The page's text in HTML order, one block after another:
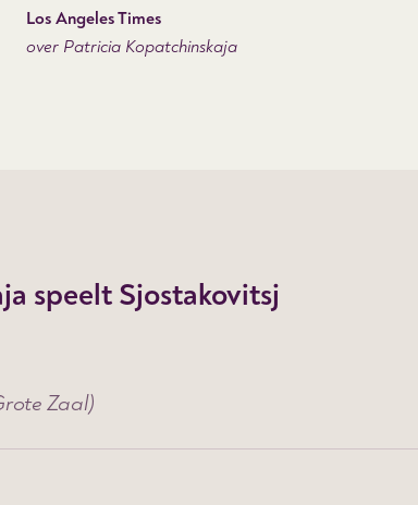
Los Angeles Times
over Patricia Kopatchinskaja
speelt Sjostakovitsj
Zaal)